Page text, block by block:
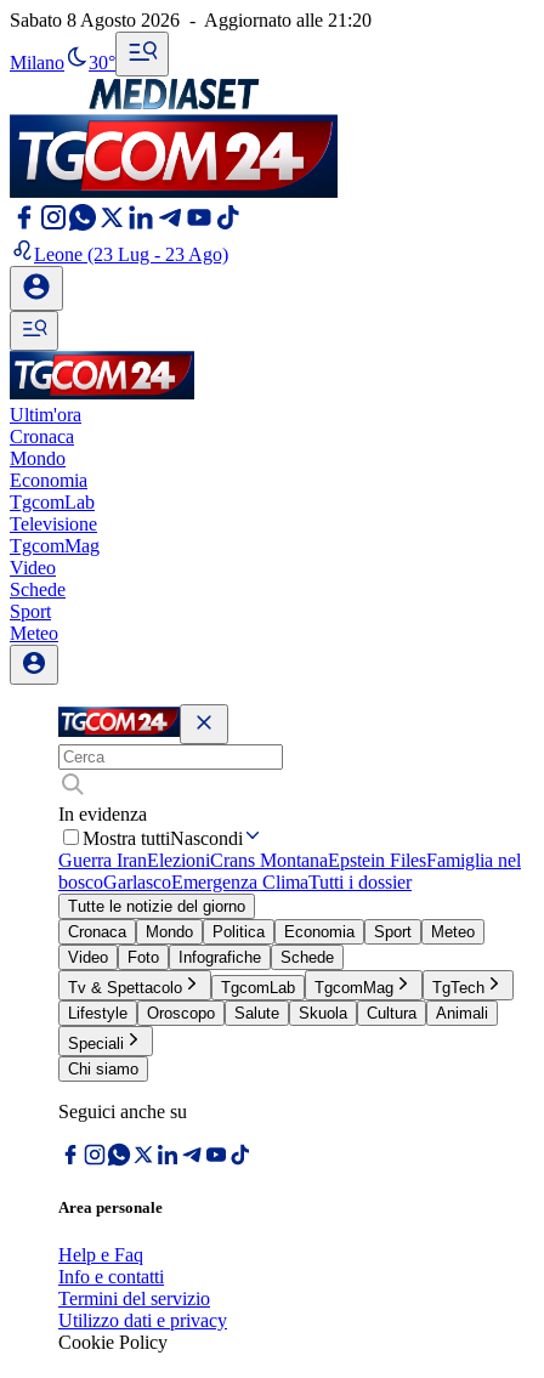
Sabato 8 Agosto 2026 - Aggiornato alle 21:20
Milano 30°
Leone (23 Lug - 23 Ago)
Ultim'ora
Cronaca
Mondo
Economia
TgcomLab
Televisione
TgcomMag
Video
Schede
Sport
Meteo
In evidenza
Mostra tuttiNascondi
Guerra IranElezioniCrans MontanaEpstein FilesFamiglia nel
boscoGarlascoEmergenza ClimaTutti i dossier
Tutte le notizie del giorno
Cronaca
Mondo Politica Economia Sport
Meteo
Video
Foto Infografiche
Schede
Tv & Spettacolo
TgcomLab TgcomMag
TgTech
Lifestyle
Oroscopo Salute Skuola Cultura
Animali
Speciali
Chi siamo
Seguici anche su
Area personale
Help e Faq
Info e contatti
Termini del servizio
Utilizzo dati e privacy
Cookie Policy